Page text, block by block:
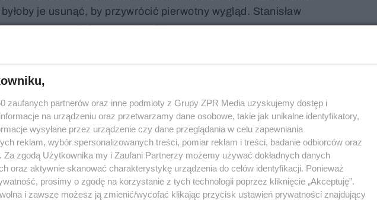
je usunąć, by przywrócić pierwotny wygląd. Stanisław
wyzwanie konserwatorskie.
zaufanych partnerów oraz inne podmioty z Grupy ZPR Media uzyskujemy dostęp i
na urządzeniu oraz przetwarzamy dane osobowe, takie jak unikalne identyfikatory,
wysyłane przez urządzenie czy dane przeglądania w celu zapewniania
reklam, wybór spersonalizowanych treści, pomiar reklam i treści, badanie odbiorców oraz
Za zgodą Użytkownika my i Zaufani Partnerzy możemy używać dokładnych danych
oraz aktywnie skanować charakterystykę urządzenia do celów identyfikacji. Ponieważ
prosimy o zgodę na korzystanie z tych technologii poprzez kliknięcie „Akceptuję”.
i zawsze możesz ją zmienić/wycofać klikając przycisk ustawień prywatności znajdujący